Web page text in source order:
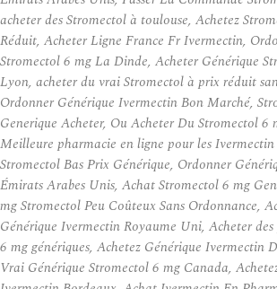
acheter des Stromectol à toulouse, Achetez
Réduit, Acheter Ligne France Fr Ivermectin,
Stromectol 6 mg La Dinde, Acheter Générique
Lyon, acheter du vrai Stromectol à prix réduit
Ordonner Générique Ivermectin Bon Marché,
Generique Acheter, Ou Acheter Du Stromectol 6
Meilleure pharmacie en ligne pour les Ivermectin
Stromectol Bas Prix Générique, Ordonner
Émirats Arabes Unis, Achat Stromectol 6 mg
mg Stromectol Peu Coûteux Sans Ordonnance,
Générique Ivermectin Royaume Uni, Acheter
6 mg génériques, Achetez Générique Ivermectin
Vrai Générique Stromectol 6 mg Canada,